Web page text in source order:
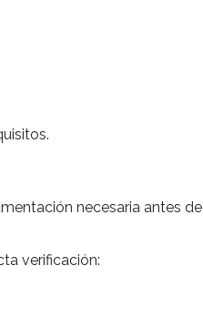
necesaria antes de
verificación: